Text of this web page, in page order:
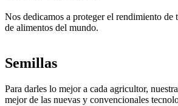
Nos dedicamos a proteger el rendimiento de
de alimentos del mundo.
Semillas
Para darles lo mejor a cada agricultor,
mejor de las nuevas y convencionales